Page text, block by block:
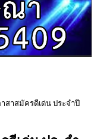
สาสมัครดีเด่น ประจำปี